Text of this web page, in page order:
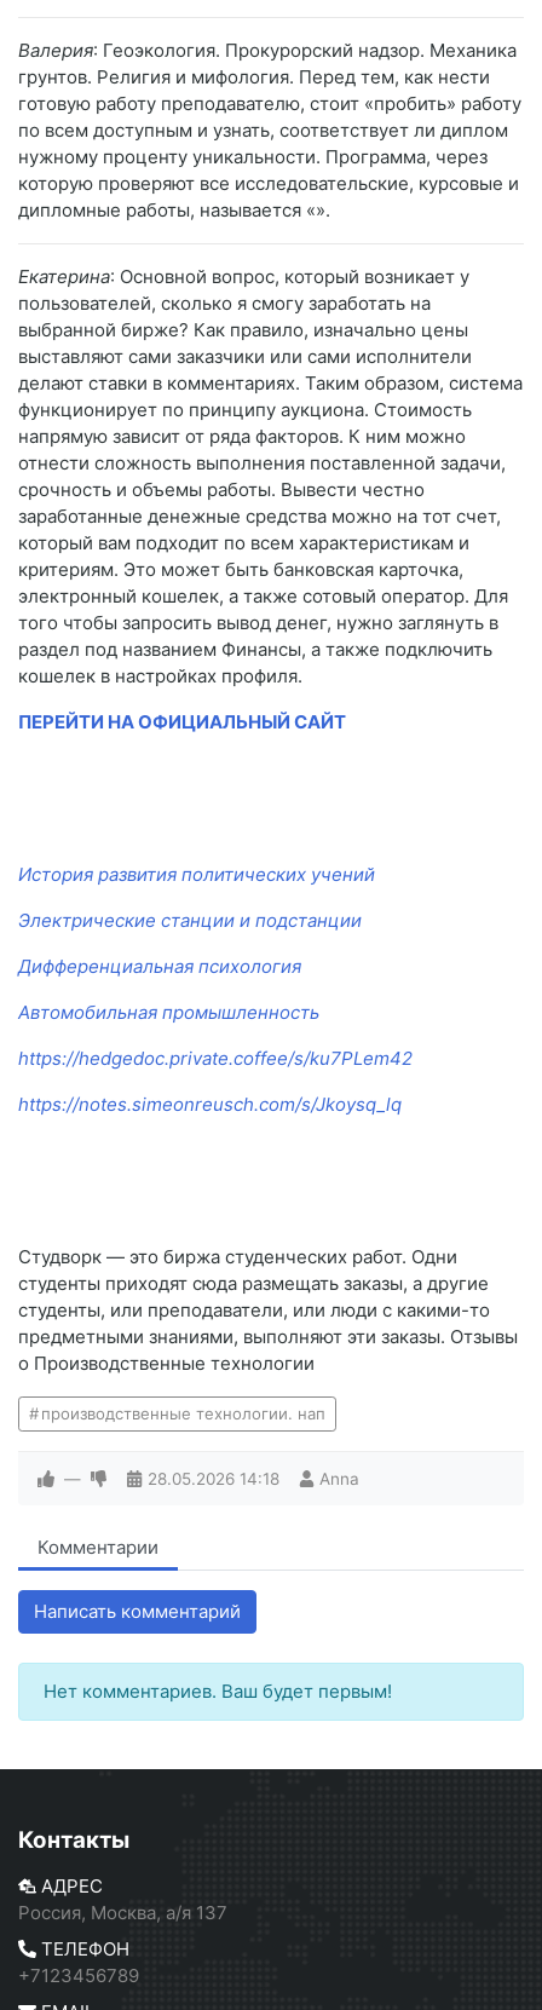
Валерия: Геоэкология. Прокурорский надзор. Механика
грунтов. Религия и мифология. Перед тем, как нести
готовую работу преподавателю, стоит «пробить» работу
по всем доступным и узнать, соответствует ли диплом
нужному проценту уникальности. Программа, через
которую проверяют все исследовательские, курсовые и
дипломные работы, называется «».
Екатерина: Основной вопрос, который возникает у
пользователей, сколько я смогу заработать на
выбранной бирже? Как правило, изначально цены
выставляют сами заказчики или сами исполнители
делают ставки в комментариях. Таким образом, система
функционирует по принципу аукциона. Стоимость
напрямую зависит от ряда факторов. К ним можно
отнести сложность выполнения поставленной задачи,
срочность и объемы работы. Вывести честно
заработанные денежные средства можно на тот счет,
который вам подходит по всем характеристикам и
критериям. Это может быть банковская карточка,
электронный кошелек, а также сотовый оператор. Для
того чтобы запросить вывод денег, нужно заглянуть в
раздел под названием Финансы, а также подключить
кошелек в настройках профиля.
ПЕРЕЙТИ НА ОФИЦИАЛЬНЫЙ САЙТ
История развития политических учений
Электрические станции и подстанции
Дифференциальная психология
Автомобильная промышленность
https://hedgedoc.private.coffee/s/ku7PLem42
https://notes.simeonreusch.com/s/Jkoysq_lq
Студворк — это биржа студенческих работ. Одни
студенты приходят сюда размещать заказы, а другие
студенты, или преподаватели, или люди с какими-то
предметными знаниями, выполняют эти заказы. Отзывы
о Производственные технологии
производственные технологии. нап
— 28.05.2026 14:18 Anna
Комментарии
Написать комментарий
Нет комментариев. Ваш будет первым!
Контакты
АДРЕС
Россия, Москва, а/я 137
ТЕЛЕФОН
+7123456789